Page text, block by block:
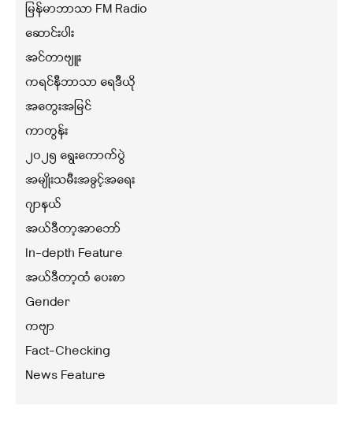
မြန်မာဘာသာ FM Radio
ဆောင်းပါး
အင်တာဗျူး
ကရင်နီဘာသာ ရေဒီယို
အတွေးအမြင်
ကာတွန်း
၂၀၂၅ ရွေးကောက်ပွဲ
အမျိုးသမီးအခွင့်အရေး
ဂျာနယ်
အယ်ဒီတာ့အာဘော်
In-depth Feature
အယ်ဒီတာ့ထံ ပေးစာ
Gender
ကဗျာ
Fact-Checking
News Feature